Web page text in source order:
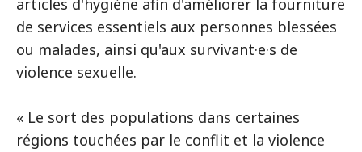
articles d'hygiène afin d'améliorer la fourniture
de services essentiels aux personnes blessées
ou malades, ainsi qu'aux survivant·e·s de
violence sexuelle.
« Le sort des populations dans certaines
régions touchées par le conflit et la violence